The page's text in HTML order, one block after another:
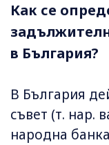
Как се
в България?
В България
съвет (т. нар.
народна